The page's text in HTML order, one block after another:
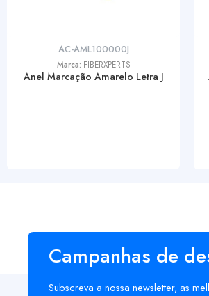
AC-AML100000J
Marca: FIBERXPERTS
Anel Marcação Amarelo Letra J
Campanhas de
Subscreva a nossa newsletter, as